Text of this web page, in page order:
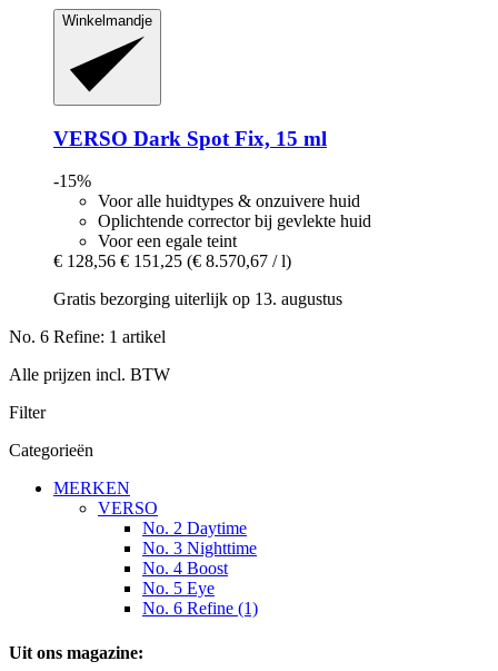
Winkelmandje
VERSO Dark Spot Fix, 15 ml
-15%
Voor alle huidtypes & onzuivere huid
Oplichtende corrector bij gevlekte huid
Voor een egale teint
€ 128,56 € 151,25 (€ 8.570,67 / l)
Gratis bezorging uiterlijk op 13. augustus
No. 6 Refine: 1 artikel
Alle prijzen incl. BTW
Filter
Categorieën
MERKEN
VERSO
No. 2 Daytime
No. 3 Nighttime
No. 4 Boost
No. 5 Eye
No. 6 Refine (1)
Uit ons magazine: